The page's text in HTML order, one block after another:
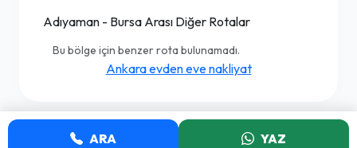
Adıyaman - Bursa Arası Diğer Rotalar
Bu bölge için benzer rota bulunamadı.
Ankara evden eve nakliyat
ARA YAZ